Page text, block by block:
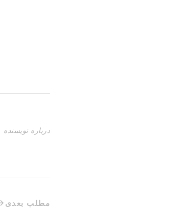
درباره نویسنده
مطلب بعدی